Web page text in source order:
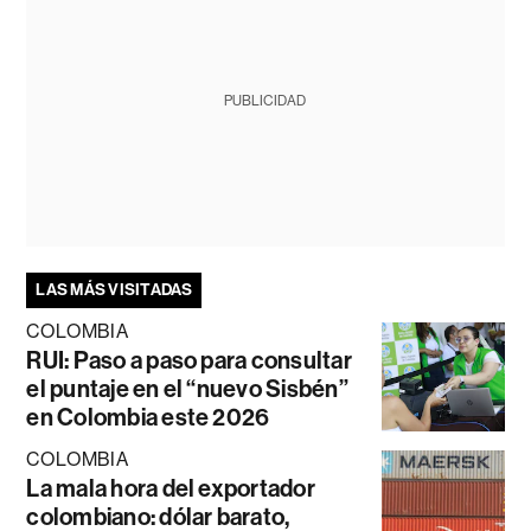
PUBLICIDAD
LAS MÁS VISITADAS
COLOMBIA
RUI: Paso a paso para consultar
el puntaje en el “nuevo Sisbén”
en Colombia este 2026
COLOMBIA
La mala hora del exportador
colombiano: dólar barato,